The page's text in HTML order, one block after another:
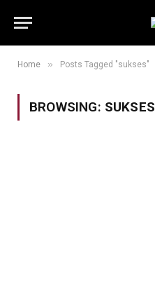
Home » Posts Tagged "sukses"
BROWSING: SUKSES